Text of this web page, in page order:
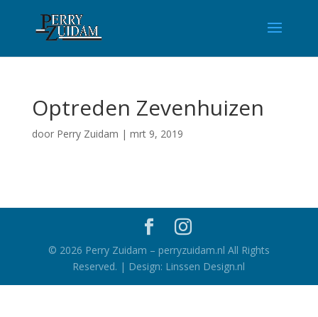
Optreden Zevenhuizen
door Perry Zuidam | mrt 9, 2019
© 2026 Perry Zuidam – perryzuidam.nl All Rights
Reserved. | Design: Linssen Design.nl